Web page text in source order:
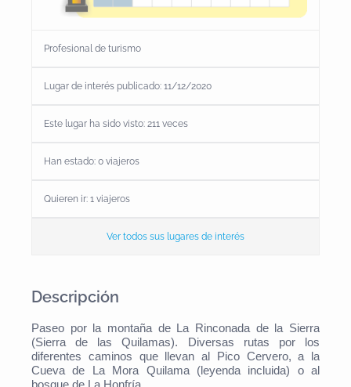
Profesional de turismo
Lugar de interés publicado: 11/12/2020
Este lugar ha sido visto: 211 veces
Han estado: 0 viajeros
Quieren ir: 1 viajeros
Ver todos sus lugares de interés
Descripción
Paseo por la montaña de La Rinconada de la Sierra
(Sierra de las Quilamas). Diversas rutas por los
diferentes caminos que llevan al Pico Cervero, a la
Cueva de La Mora Quilama (leyenda incluida) o al
bosque de La Honfría.